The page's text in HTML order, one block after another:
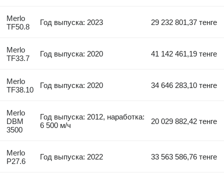
Merlo
TF50.8
Год выпуска: 2023 29 232 801,37 тенге
Merlo
TF33.7
Год выпуска: 2020 41 142 461,19 тенге
Merlo
TF38.10
Год выпуска: 2020 34 646 283,10 тенге
Merlo
DBM
3500
Год выпуска: 2012, наработка:
6 500 м/ч
20 029 882,42 тенге
Merlo
P27.6
Год выпуска: 2022 33 563 586,76 тенге